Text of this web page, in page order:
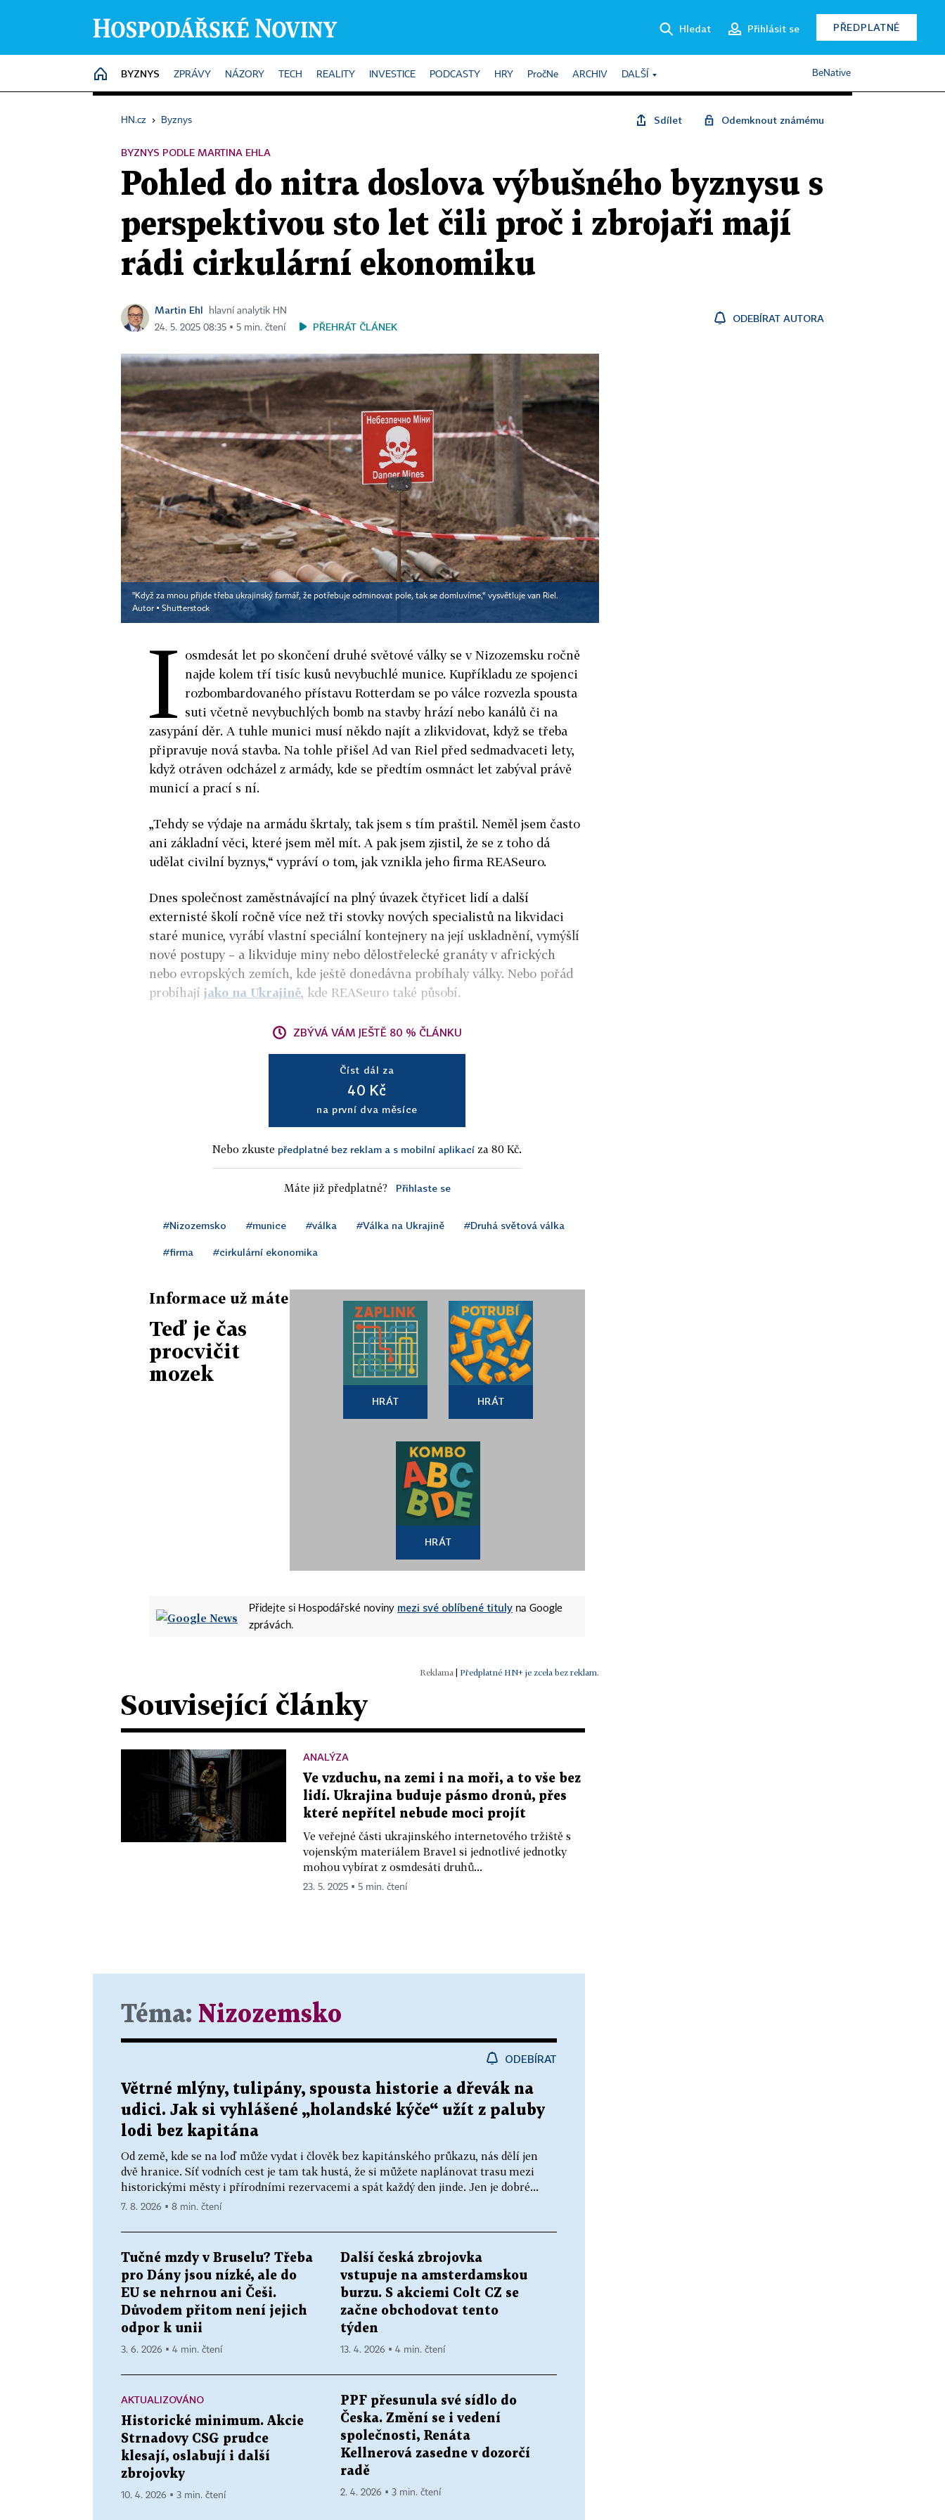
Hledat Přihlásit se PŘEDPLATNÉ
HOME
BYZNYS ZPRÁVY NÁZORY TECH REALITY INVESTICE PODCASTY HRY PročNe ARCHIV DALŠÍ BeNative
HN.cz › Byznys Sdílet Odemknout známému
BYZNYS PODLE MARTINA EHLA
Pohled do nitra doslova výbušného byznysu s
perspektivou sto let čili proč i zbrojaři mají
rádi cirkulární ekonomiku
Martin Ehl
hlavní analytik HN
24. 5. 2025 08:35 ▪ 5 min. čtení
PŘEHRÁT ČLÁNEK
ODEBÍRAT AUTORA
"Když za mnou přijde třeba ukrajinský farmář, že potřebuje odminovat pole, tak se domluvíme,“ vysvětluje van Riel.
Autor ▪ Shutterstock
I osmdesát let po skončení druhé světové války se v Nizozemsku ročně
najde kolem tří tisíc kusů nevybuchlé munice. Kupříkladu ze spojenci
rozbombardovaného přístavu Rotterdam se po válce rozvezla spousta
suti včetně nevybuchlých bomb na stavby hrází nebo kanálů či na
zasypání děr. A tuhle munici musí někdo najít a zlikvidovat, když se třeba
připravuje nová stavba. Na tohle přišel Ad van Riel před sedmadvaceti lety,
když otráven odcházel z armády, kde se předtím osmnáct let zabýval právě
municí a prací s ní.
„Tehdy se výdaje na armádu škrtaly, tak jsem s tím praštil. Neměl jsem často
ani základní věci, které jsem měl mít. A pak jsem zjistil, že se z toho dá
udělat civilní byznys,“ vypráví o tom, jak vznikla jeho firma REASeuro.
Dnes společnost zaměstnávající na plný úvazek čtyřicet lidí a další
externisté školí ročně více než tři stovky nových specialistů na likvidaci
staré munice, vyrábí vlastní speciální kontejnery na její uskladnění, vymýšlí
nové postupy – a likviduje miny nebo dělostřelecké granáty v afrických
nebo evropských zemích, kde ještě donedávna probíhaly války. Nebo pořád
probíhají jako na Ukrajině, kde REASeuro také působí.
ZBÝVÁ VÁM JEŠTĚ 80 % ČLÁNKU
Číst dál za
40 Kč
na první dva měsíce
Nebo zkuste předplatné bez reklam a s mobilní aplikací za 80 Kč.
Máte již předplatné? Přihlaste se
#Nizozemsko #munice #válka #Válka na Ukrajině #Druhá světová válka
#firma #cirkulární ekonomika
Informace už máte
Teď je čas
procvičit
mozek
HRÁT HRÁT
HRÁT
Přidejte si Hospodářské noviny mezi své oblíbené tituly na Google
zprávách.
| Předplatné HN+ je zcela bez reklam.
Související články
ANALÝZA
Ve vzduchu, na zemi i na moři, a to vše bez
lidí. Ukrajina buduje pásmo dronů, přes
které nepřítel nebude moci projít
Ve veřejné části ukrajinského internetového tržiště s
vojenským materiálem Brave1 si jednotlivé jednotky
mohou vybírat z osmdesáti druhů...
23. 5. 2025 ▪ 5 min. čtení
Téma: Nizozemsko
ODEBÍRAT
Větrné mlýny, tulipány, spousta historie a dřevák na
udici. Jak si vyhlášené „holandské kýče“ užít z paluby
lodi bez kapitána
Od země, kde se na loď může vydat i člověk bez kapitánského průkazu, nás dělí jen
dvě hranice. Síť vodních cest je tam tak hustá, že si můžete naplánovat trasu mezi
historickými městy i přírodními rezervacemi a spát každý den jinde. Jen je dobré...
7. 8. 2026 ▪ 8 min. čtení
Tučné mzdy v Bruselu? Třeba
pro Dány jsou nízké, ale do
EU se nehrnou ani Češi.
Důvodem přitom není jejich
odpor k unii
3. 6. 2026 ▪ 4 min. čtení
Další česká zbrojovka
vstupuje na amsterdamskou
burzu. S akciemi Colt CZ se
začne obchodovat tento
týden
13. 4. 2026 ▪ 4 min. čtení
AKTUALIZOVÁNO
Historické minimum. Akcie
Strnadovy CSG prudce
klesají, oslabují i další
zbrojovky
10. 4. 2026 ▪ 3 min. čtení
PPF přesunula své sídlo do
Česka. Změní se i vedení
společnosti, Renáta
Kellnerová zasedne v dozorčí
radě
2. 4. 2026 ▪ 3 min. čtení